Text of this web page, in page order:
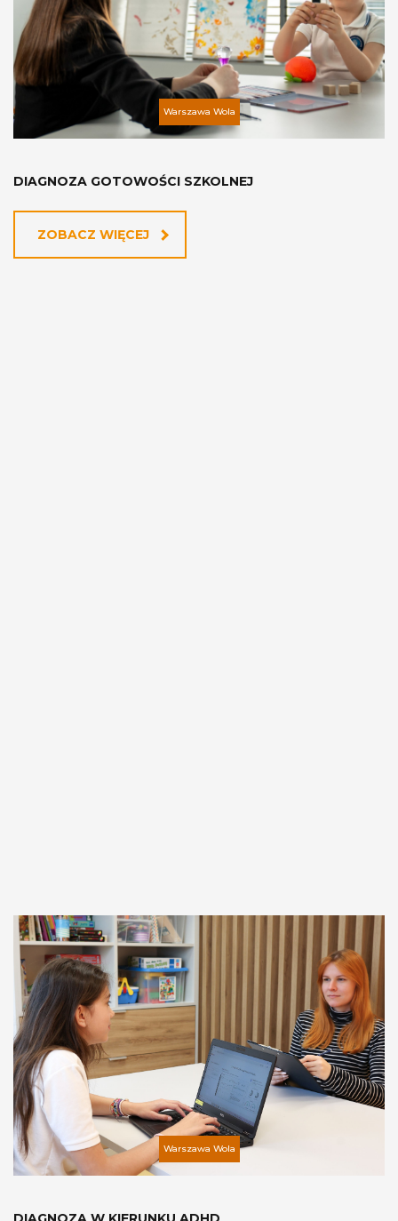
Warszawa Wola
DIAGNOZA GOTOWOŚCI SZKOLNEJ
ZOBACZ WIĘCEJ
Warszawa Wola